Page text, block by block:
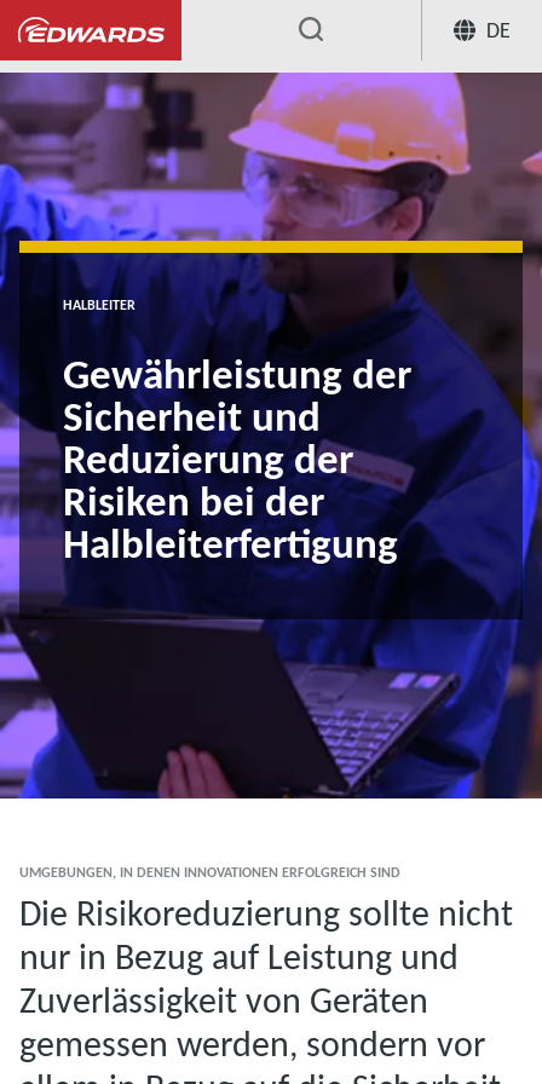
DE
...
HALBLEITER
Gewährleistung der
Sicherheit und
Reduzierung der
Risiken bei der
Halbleiterfertigung
UMGEBUNGEN, IN DENEN INNOVATIONEN ERFOLGREICH SIND
Die Risikoreduzierung sollte nicht
nur in Bezug auf Leistung und
Zuverlässigkeit von Geräten
gemessen werden, sondern vor